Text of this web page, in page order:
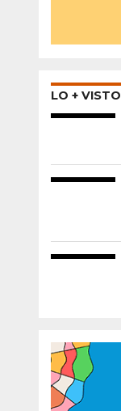
LO + VISTO